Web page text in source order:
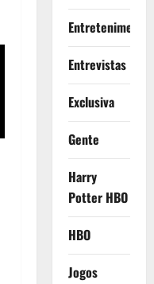
Entretenimento
Entrevistas
Exclusiva
Gente
Harry
Potter HBO
HBO
Jogos